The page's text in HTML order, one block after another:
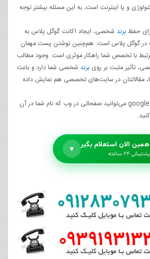
و یا اینترنت است، به این مسئله بیشتر توجه
حفظبرند شخصی، ایجاد اکانت گوگل پلاس به
در گوگل پلاس است. هم‌چنین نوشتن پست مهمان
با تخصص شما راهکار موثری است. وجود مطالب
تأثیر مثبت بر رویبرند شخصی شما دارد و باعث
مقالاتتان در سایت‌های تخصصی هم نمایش داده
با استفاده از google alerts می‌توانید صفحاتی در وب که نام شما در آن
همین الان استعلام بگیر
پشتیبانی ۲۴ ساعته
▼